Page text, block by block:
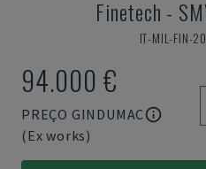
Finetech -
IT-MIL-FIN-
94.000 €
PREÇO GINDUMAC
(Ex works)